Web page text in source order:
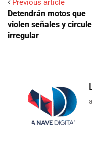
Previous article
Detendrán motos que
violen señales y
irregular